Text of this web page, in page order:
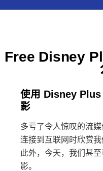
Free Disney
使用 Disney Plus
影
多亏了令人惊叹的流
连接到互联网时欣赏我
此外，今天，我们甚
影。